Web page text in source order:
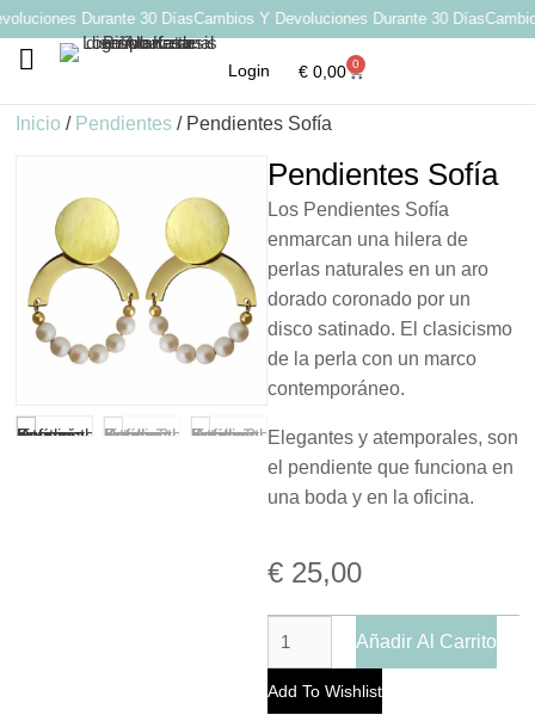
Durante 30 DíasCambios Y Devoluciones Durante 30 Días
Login €0,00 0
Inicio / Pendientes / Pendientes Sofía
Pendientes Sofía
Los Pendientes Sofía
enmarcan una hilera de
perlas naturales en un aro
dorado coronado por un
disco satinado. El clasicismo
de la perla con un marco
contemporáneo.
Elegantes y atemporales, son
el pendiente que funciona en
una boda y en la oficina.
€ 25,00
Añadir Al Carrito
Add To Wishlist